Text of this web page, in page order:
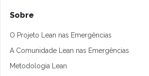
Sobre
O Projeto Lean nas Emergências
A Comunidade Lean nas Emergências
Metodologia Lean